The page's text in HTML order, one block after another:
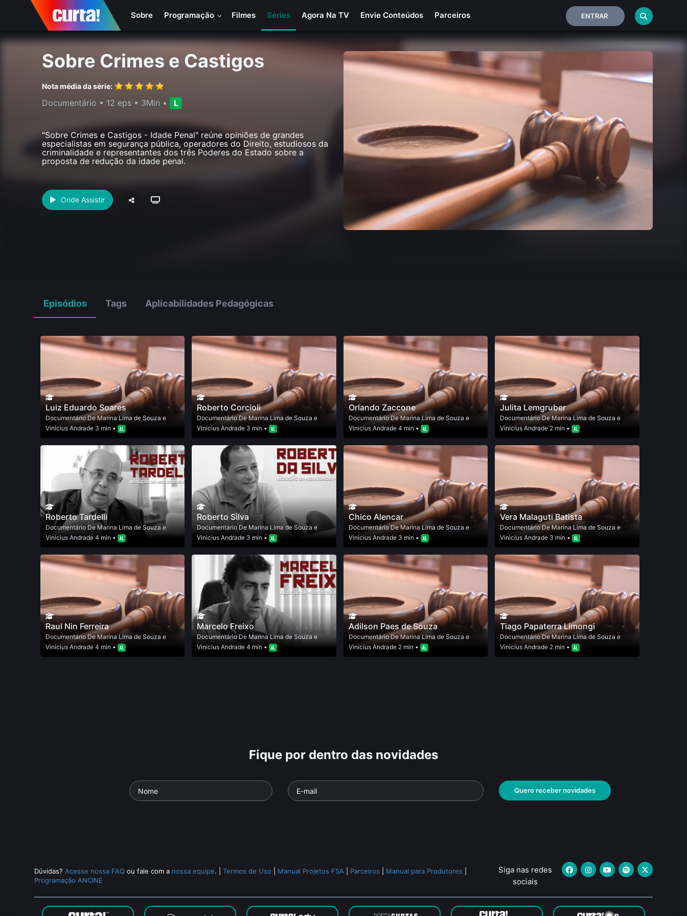
Sobre Programação Filmes Séries Agora Na TV Envie Conteúdos Parceiros ENTRAR
Sobre Crimes e Castigos
Nota média da série:
Documentário • 12 eps • 3Min •
"Sobre Crimes e Castigos - Idade Penal" reúne opiniões de grandes
especialistas em segurança pública, operadores do Direito, estudiosos da
criminalidade e representantes dos três Poderes do Estado sobre a
proposta de redução da idade penal.
Onde Assistir
Episódios Tags Aplicabilidades Pedagógicas
Luiz Eduardo Soares
DocumentárioDeMarina Lima de Souza e
Vinicius Andrade3 min •
Roberto Corcioli
DocumentárioDeMarina Lima de Souza e
Vinicius Andrade 3 min •
Orlando Zaccone
DocumentárioDeMarina Lima de Souza e
Vinicius Andrade4 min •
Julita Lemgruber
DocumentárioDeMarina Lima de Souza e
Vinicius Andrade 2 min •
Roberto Tardelli
DocumentárioDeMarina Lima de Souza e
Vinicius Andrade4 min •
Roberto Silva
Documentário De Marina Lima de Souza e
Vinicius Andrade 3 min •
Chico Alencar
DocumentárioDeMarina Lima de Souza e
Vinicius Andrade3 min •
Vera Malaguti Batista
DocumentárioDeMarina Lima de Souza e
Vinicius Andrade 3 min •
Raul Nin Ferreira
DocumentárioDeMarina Lima de Souza e
Vinicius Andrade4 min •
Marcelo Freixo
DocumentárioDe Marina Lima de Souza e
Vinicius Andrade 4 min •
Adilson Paes de Souza
DocumentárioDeMarina Lima de Souza e
Vinicius Andrade2 min •
Tiago Papaterra Limongi
DocumentárioDeMarina Lima de Souza e
Vinicius Andrade 2 min •
Fique por dentro das novidades
Quero receber novidades
Dúvidas? Acesse nossa FAQ ou fale com a nossa equipe. |Termos de Uso Manual Projetos FSA Parceiros Manual para Produtores
Programação ANCINE
Siga nas redes
sociais